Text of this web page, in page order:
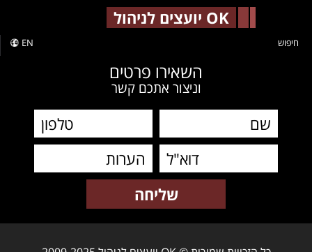
OK יועצים לניהול
EN חיפוש
השאירו פרטים
וניצור אתכם קשר